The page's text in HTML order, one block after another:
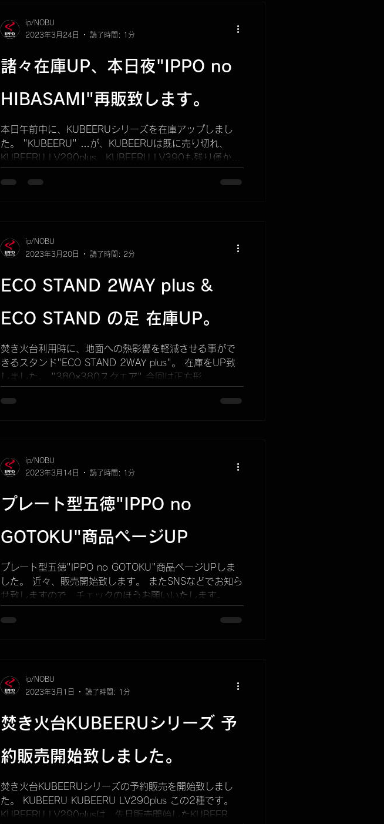
諸々在庫UP、本日夜"IPPO no
HIBASAMI"再販致します。
本日午前中に、KUBEERUシリーズを在庫アップしまし
た。 "KUBEERU" …が、KUBEERUは既に売り切れ、
KUBEERU LV290plus、KUBEERU LV390も残り僅かと
た、本日夜20時〜...
ip/NOBU
2023年3月24日
読了時間: 1分
ECO STAND 2WAY plus &
ECO STAND の足 在庫UP。
焚き火台利用時に、地面への熱影響を軽減させる事がで
きるスタンド"ECO STAND 2WAY plus"。 在庫をUP致
しました。 "380×380スクエア" 今回は正方形
KUBEERU や、KUBEERU...
ip/NOBU
2023年3月20日
読了時間: 2分
プレート型五徳"IPPO no
GOTOKU"商品ページUP
プレート型五徳"IPPO no GOTOKU"商品ページUPしま
した。 近々、販売開始致します。 またSNSなどでお知ら
せ致しますので、チェックのほうお願いいたします。
ip/NOBU
2023年3月14日
読了時間: 1分
焚き火台KUBEERUシリーズ 予
約販売開始致しました。
焚き火台KUBEERUシリーズの予約販売を開始致しまし
た。 KUBEERU KUBEERU LV290plus この2種です。
KUBEERU LV290plusは、先月販売開始したKUBEERU
ip/NOBU
2023年3月1日
読了時間: 1分